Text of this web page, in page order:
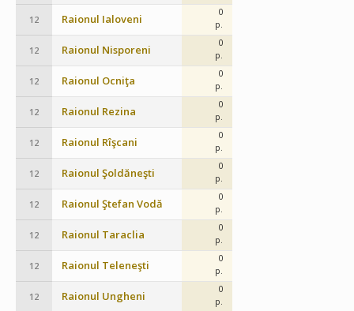
12 Raionul Ialoveni
0
p.
12 Raionul Nisporeni
0
p.
12 Raionul Ocniţa
0
p.
12 Raionul Rezina
0
p.
12 Raionul Rîşcani
0
p.
12 Raionul Şoldăneşti
0
p.
12 Raionul Ştefan Vodă
0
p.
12 Raionul Taraclia
0
p.
12 Raionul Teleneşti
0
p.
12 Raionul Ungheni
0
p.